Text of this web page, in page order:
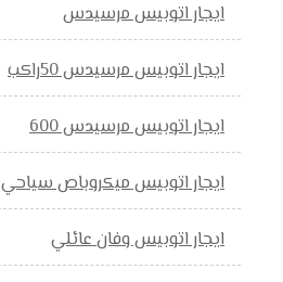
ايجار اتوبيس مرسيدس
ايجار اتوبيس مرسيدس 50راكب
ايجار اتوبيس مرسيدس 600
ايجار اتوبيس ميكروباص سياحي
ايجار اتوبيس وفان عائلي